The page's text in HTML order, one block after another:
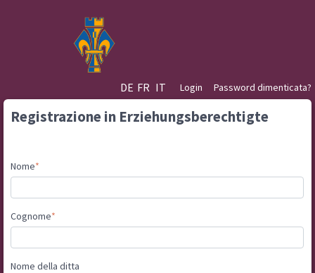
DE FR IT Login Password dimenticata?
Registrazione in Erziehungsberechtigte
Nome
Cognome
Nome della ditta